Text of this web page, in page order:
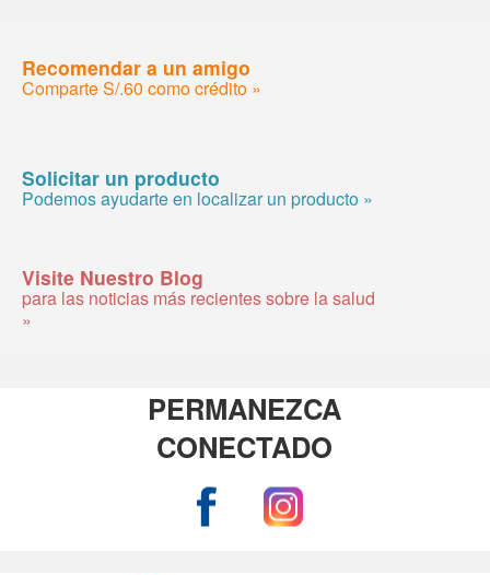
Recomendar a un amigo
Comparte S/.60 como crédito »
Solicitar un producto
Podemos ayudarte en localizar un producto »
Visite Nuestro Blog
para las noticias más recientes sobre la salud
»
PERMANEZCA
CONECTADO